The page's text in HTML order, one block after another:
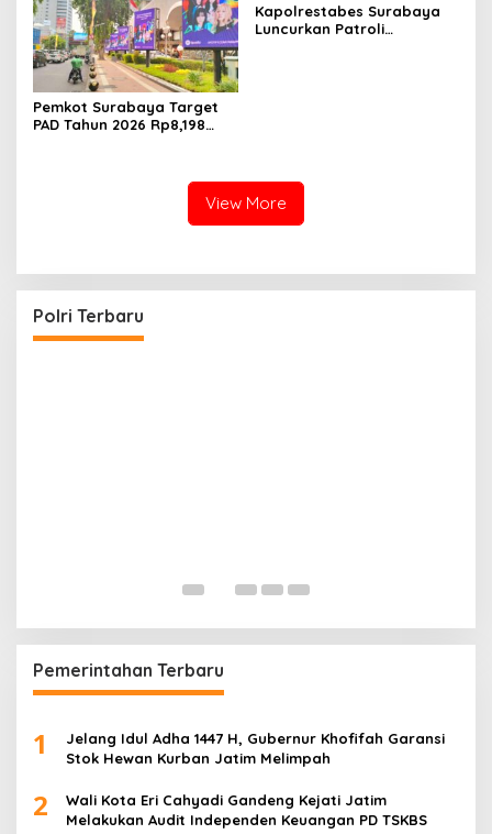
Pemkot Surabaya Target
PAD Tahun 2026 Rp8,198
Kapolrestabes Surabaya
Luncurkan Patroli
View More
Polri Terbaru
Penegakan Hukum Internasional Bersama FBI
Hadapi Kejahatan Modern
Di POLRI | Juli 24, 2026
Pemerintahan Terbaru
1
Jelang Idul Adha 1447 H, Gubernur Khofifah Garansi
Stok Hewan Kurban Jatim Melimpah
2
Wali Kota Eri Cahyadi Gandeng Kejati Jatim
Melakukan Audit Independen Keuangan PD TSKBS